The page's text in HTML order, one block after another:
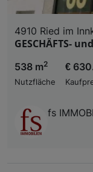
4910 Ried im
GESCHÄFTS-
538 m2
Nutzfläche
€
fs